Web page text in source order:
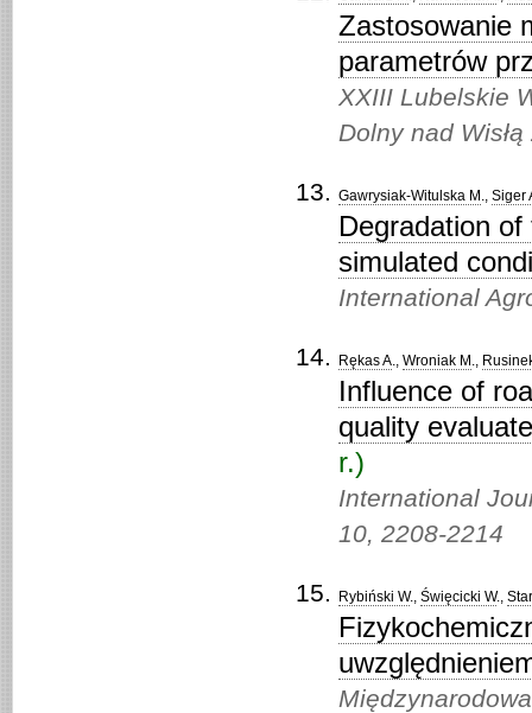
Zastosowanie
parametrów
XXIII Lubelskie
Dolny nad
Gawrysiak-Witulska M ., Siger
Degradation
simulated
International
Rękas A., Wroniak M .,
Influence of
quality
r.)
International
10, 2208-2214
Rybiński W., Święcicki W.,